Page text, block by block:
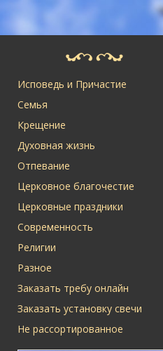
Исповедь и Причастие
Семья
Крещение
Духовная жизнь
Отпевание
Церковное благочестие
Церковные праздники
Современность
Религии
Разное
Заказать требу онлайн
Заказать установку свечи
Не рассортированное